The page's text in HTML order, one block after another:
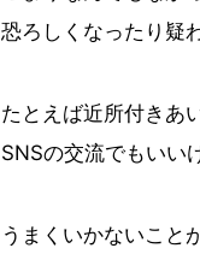
恐ろしくなったり疑
たとえば近所付きあ
SNSの交流でもいい
うまくいかないこと